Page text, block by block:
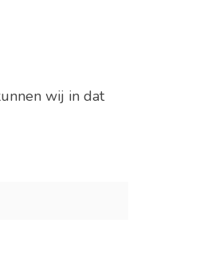
wij in dat